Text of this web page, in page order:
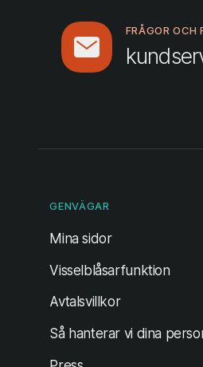
FRÅGOR OCH
GENVÄGAR
Mina sidor(öppnas i ny flik)
Visselblåsarfunktion
Avtalsvillkor
Så hanterar vi dina